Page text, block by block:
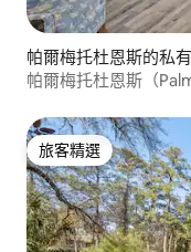
帕爾梅托杜恩斯的私
帕爾梅托杜恩斯（
旅客精選
旅客精選